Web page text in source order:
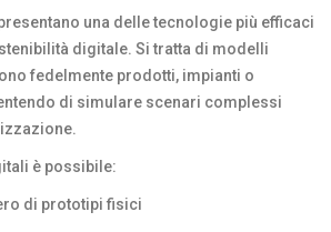
una delle tecnologie più efficaci
digitale. Si tratta di modelli
fedelmente prodotti, impianti o
di simulare scenari complessi
è possibile:
di prototipi fisici